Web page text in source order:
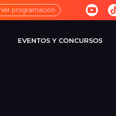
Ver programación
EVENTOS Y CONCURSOS